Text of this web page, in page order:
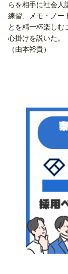
らを相手に社会人
練習、メモ・ノー
とを精一杯楽しむ
心掛けを説いた。
（由本裕貴）